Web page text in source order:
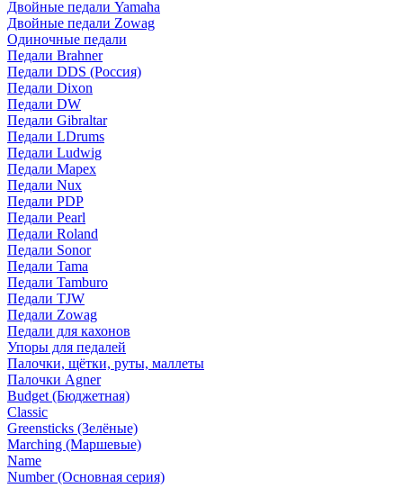
Двойные педали Yamaha
Двойные педали Zowag
Одиночные педали
Педали Brahner
Педали DDS (Россия)
Педали Dixon
Педали DW
Педали Gibraltar
Педали LDrums
Педали Ludwig
Педали Mapex
Педали Nux
Педали PDP
Педали Pearl
Педали Roland
Педали Sonor
Педали Tama
Педали Tamburo
Педали TJW
Педали Zowag
Педали для кахонов
Упоры для педалей
Палочки, щётки, руты, маллеты
Палочки Agner
Budget (Бюджетная)
Classic
Greensticks (Зелёные)
Marching (Маршевые)
Name
Number (Основная серия)